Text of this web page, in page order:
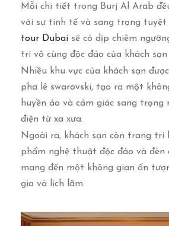
Mỗi chi tiết trong Burj Al Arab
với sự tinh tế và sang trọng tuyệt
tour Dubai sẽ có dịp chiêm
trí vô cùng độc đáo của khách
Nhiều khu vực của khách sạn
pha lê swarovski, tạo ra một
huyền ảo và cảm giác sang trọng
điện từ xa xưa.
Ngoài ra, khách sạn còn trang trí
phẩm nghệ thuật độc đáo và đèn
mang đến một không gian ấn
gia và lịch lãm.